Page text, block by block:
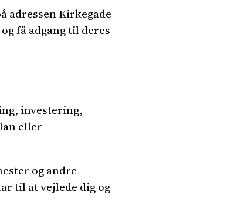
adressen Kirkegade
få adgang til deres
investering,
eller
og andre
til at vejlede dig og